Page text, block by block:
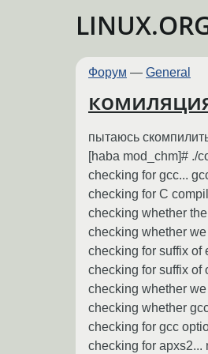
Форум — General
пытаюсь
[haba mod_chm]# ./
checking for gcc...
checking for C
checking whether
checking whether
checking for suffix of
checking for suffix of
checking whether
checking whether
checking for gcc
checking for apxs2...